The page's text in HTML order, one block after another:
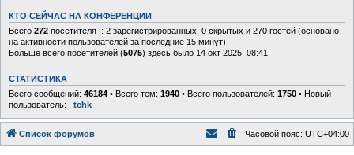
КТО СЕЙЧАС НА КОНФЕРЕНЦИИ
Всего 272 посетителя :: 2 зарегистрированных, 0 скрытых и 270 гостей (основано
на активности пользователей за последние 15 минут)
Больше всего посетителей (5075) здесь было 14 окт 2025, 08:41
СТАТИСТИКА
Всего сообщений: 46184 • Всего тем: 1940 • Всего пользователей: 1750 • Новый
пользователь:
_tchk
Список форумов Часовой пояс: UTC+04:00